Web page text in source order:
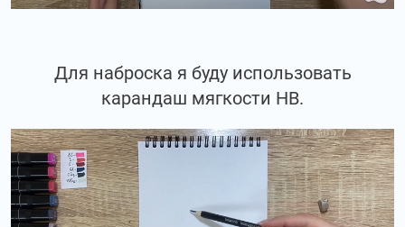
Для наброска я буду использовать
карандаш мягкости НВ.